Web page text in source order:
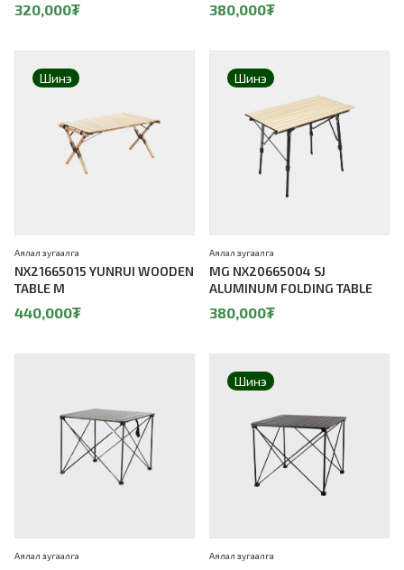
320,000₮ 380,000₮
Шинэ
NX21665015 YUNRUI WOODEN
TABLE M
Аялал зугаалга
440,000₮
Шинэ
MG NX20665004 SJ
ALUMINUM FOLDING TABLE
Аялал зугаалга
380,000₮
Аялал зугаалга
Шинэ
Аялал зугаалга